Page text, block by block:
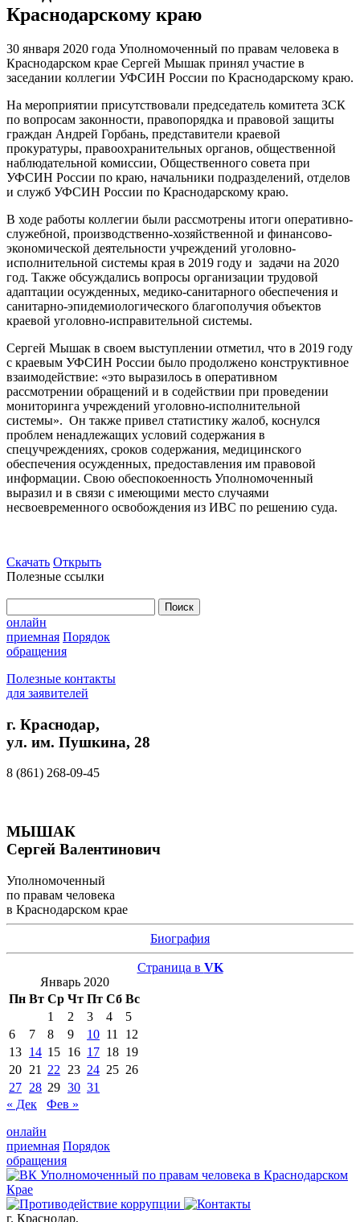
Краснодарскому краю
30 января 2020 года Уполномоченный по правам человека в
Краснодарском крае Сергей Мышак принял участие в
заседании коллегии УФСИН России по Краснодарскому краю.
На мероприятии присутствовали председатель комитета ЗСК
по вопросам законности, правопорядка и правовой защиты
граждан Андрей Горбань, представители краевой
прокуратуры, правоохранительных органов, общественной
наблюдательной комиссии, Общественного совета при
УФСИН России по краю, начальники подразделений, отделов
и служб УФСИН России по Краснодарскому краю.
В ходе работы коллегии были рассмотрены итоги оперативно-
служебной, производственно-хозяйственной и финансово-
экономической деятельности учреждений уголовно-
исполнительной системы края в 2019 году и задачи на 2020
год. Также обсуждались вопросы организации трудовой
адаптации осужденных, медико-санитарного обеспечения и
санитарно-эпидемиологического благополучия объектов
краевой уголовно-исправительной системы.
Сергей Мышак в своем выступлении отметил, что в 2019 году
с краевым УФСИН России было продолжено конструктивное
взаимодействие: «это выразилось в оперативном
рассмотрении обращений и в содействии при проведении
мониторинга учреждений уголовно-исполнительной
системы». Он также привел статистику жалоб, коснулся
проблем ненадлежащих условий содержания в
спецучреждениях, сроков содержания, медицинского
обеспечения осужденных, предоставления им правовой
информации. Свою обеспокоенность Уполномоченный
выразил и в связи с имеющими место случаями
несвоевременного освобождения из ИВС по решению суда.
Скачать Открыть
Полезные ссылки
онлайн
приемная Порядок
обращения
Полезные контакты
для заявителей
г. Краснодар,
ул. им. Пушкина, 28
8 (861) 268-09-45
МЫШАК
Сергей Валентинович
Уполномоченный
по правам человека
в Краснодарском крае
Биография
Страница в VK
Январь 2020
Пн Вт Ср Чт Пт Сб Вс
1
2 3 4
5
6
7 8 9 10 11
12
13 14 15 16 17 18 19
20 21 22 23 24 25 26
27 28 29 30 31
« Дек
Фев »
онлайн
приемная Порядок
обращения
г. Краснодар,